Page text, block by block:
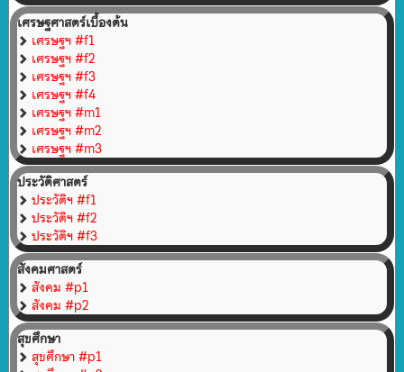
เศรษฐศาสตร์เบื้องต้น
เศรษฐฯ #f1
เศรษฐฯ #f2
เศรษฐฯ #f3
เศรษฐฯ #f4
เศรษฐฯ #m1
เศรษฐฯ #m2
เศรษฐฯ #m3
ประวัติศาสตร์
ประวัติฯ #f1
ประวัติฯ #f2
ประวัติฯ #f3
สังคมศาสตร์
สังคม #p1
สังคม #p2
สุขศึกษา
สุขศึกษา #p1